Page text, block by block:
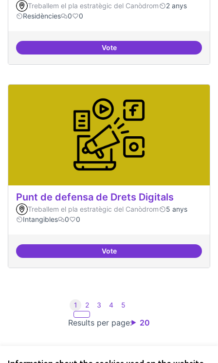
Treballem el pla estratègic del Canòdrom
2 anys
Residències
0 0
VoteRecerca + residències
Punt de defensa de Drets Digitals
Treballem el pla estratègic del Canòdrom
5 anys
Intangibles
0 0
VotePunt de defensa de Drets Digitals
Results per page: 20
1 2 3 4 5